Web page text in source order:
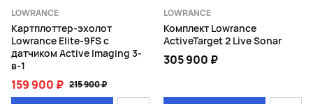
LOWRANCE
Картплоттер-эхолот
Lowrance Elite-9FS с
датчиком Active Imaging 3-
в-1
159 900 ₽ 215 900 ₽
LOWRANCE
Комплект Lowrance
ActiveTarget 2 Live Sonar
305 900 ₽